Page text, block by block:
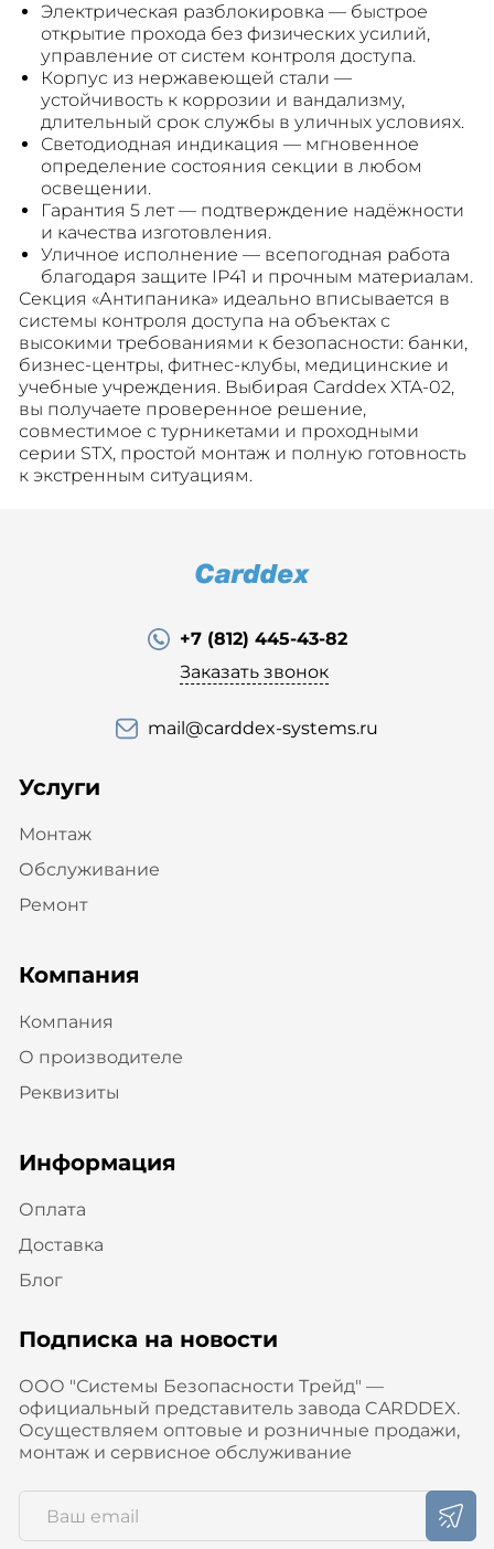
Электрическая разблокировка — быстрое
открытие прохода без физических усилий,
управление от систем контроля доступа.
Корпус из нержавеющей стали —
устойчивость к коррозии и вандализму,
длительный срок службы в уличных условиях.
Светодиодная индикация — мгновенное
определение состояния секции в любом
освещении.
Гарантия 5 лет — подтверждение надёжности
и качества изготовления.
Уличное исполнение — всепогодная работа
благодаря защите IP41 и прочным материалам.
Секция «Антипаника» идеально вписывается в
системы контроля доступа на объектах с
высокими требованиями к безопасности: банки,
бизнес-центры, фитнес-клубы, медицинские и
учебные учреждения. Выбирая Carddex XTA-02,
вы получаете проверенное решение,
совместимое с турникетами и проходными
серии STX, простой монтаж и полную готовность
к экстренным ситуациям.
+7 (812) 445-43-82
Заказать звонок
mail@carddex-systems.ru
Услуги
Монтаж
Обслуживание
Ремонт
Компания
Компания
О производителе
Реквизиты
Информация
Оплата
Доставка
Блог
Подписка на новости
ООО "Системы Безопасности Трейд" —
официальный представитель завода CARDDEX.
Осуществляем оптовые и розничные продажи,
монтаж и сервисное обслуживание